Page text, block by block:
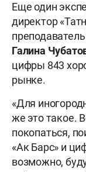
Еще один
директор
Галина
цифры 843
рынке.
«Для
же это такое.
покопаться,
«Ак Барс» и
возможно,